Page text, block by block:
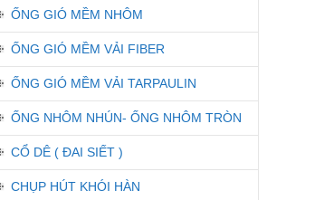
ỐNG GIÓ MỀM NHÔM
ỐNG GIÓ MỀM VẢI FIBER
ỐNG GIÓ MỀM VẢI TARPAULIN
ỐNG NHÔM NHÚN- ỐNG NHÔM TRÒN
CỔ DÊ ( ĐAI SIẾT )
CHỤP HÚT KHÓI HÀN